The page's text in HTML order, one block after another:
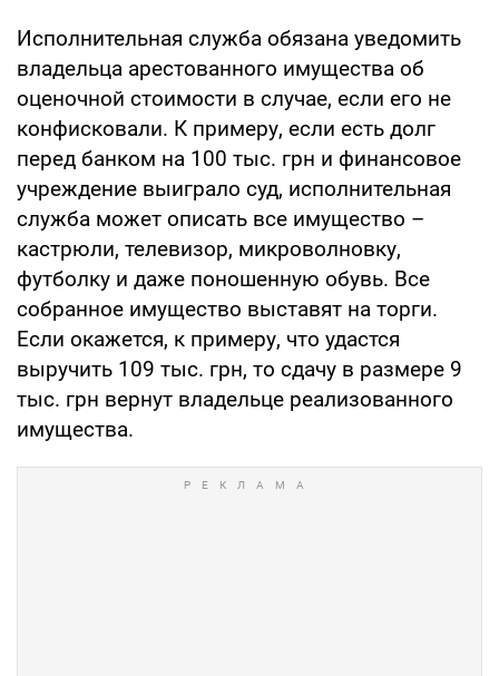
Исполнительная служба обязана уведомить
владельца арестованного имущества об
оценочной стоимости в случае, если его не
конфисковали. К примеру, если есть долг
перед банком на 100 тыс. грн и финансовое
учреждение выиграло суд, исполнительная
служба может описать все имущество –
кастрюли, телевизор, микроволновку,
футболку и даже поношенную обувь. Все
собранное имущество выставят на торги.
Если окажется, к примеру, что удастся
выручить 109 тыс. грн, то сдачу в размере 9
тыс. грн вернут владельце реализованного
имущества.